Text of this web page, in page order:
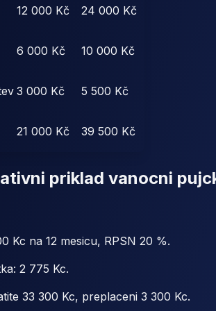
12 000 Kč 24 000 Kč
6 000 Kč 10 000 Kč
3 000 Kč 5 500 Kč
21 000 Kč 39 500 Kč
priklad vanocni
Kc na 12 mesicu, RPSN 20 %.
2 775 Kc.
33 300 Kc, preplaceni 3 300 Kc.